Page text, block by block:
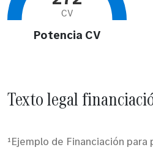
CV
Potencia CV
Texto legal
¹Ejemplo de Financiación